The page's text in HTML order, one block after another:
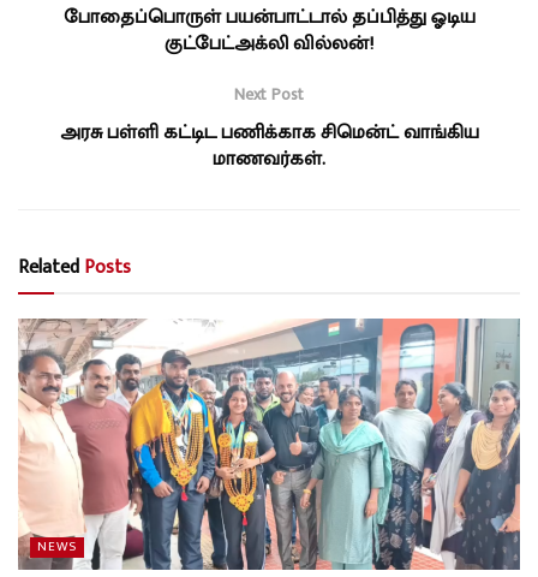
போதைப்பொருள் பயன்பாட்டால் தப்பித்து ஓடிய
குட்பேட்அக்லி வில்லன்!
Next Post
அரசு பள்ளி கட்டிட பணிக்காக சிமென்ட் வாங்கிய
மாணவர்கள்.
RelatedPosts
NEWS